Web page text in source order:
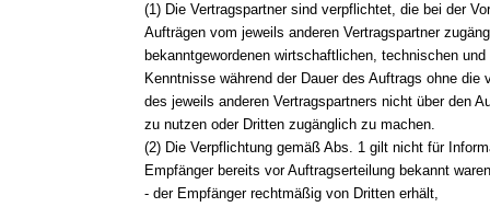
(1) Die Vertragspartner sind verpflichtet, die bei der
Aufträgen vom jeweils anderen Vertragspartner
bekanntgewordenen wirtschaftlichen, technischen
Kenntnisse während der Dauer des Auftrags ohne
des jeweils anderen Vertragspartners nicht über den
zu nutzen oder Dritten zugänglich zu machen.
(2) Die Verpflichtung gemäß Abs. 1 gilt nicht für
Empfänger bereits vor Auftragserteilung bekannt
- der Empfänger rechtmäßig von Dritten erhält,